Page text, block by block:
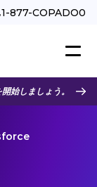
1-877-COPADO0
始しましょう。